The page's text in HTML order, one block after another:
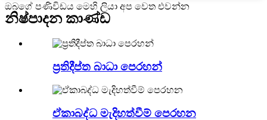
ඔබගේ පණිවිඩය මෙහි ලියා අප වෙත එවන්න
නිෂ්පාදන කාණ්ඩ
ප්‍රතිදීප්ත බාධා පෙරහන්
ඒකාබද්ධ මැදිහත්වීම් පෙරහන